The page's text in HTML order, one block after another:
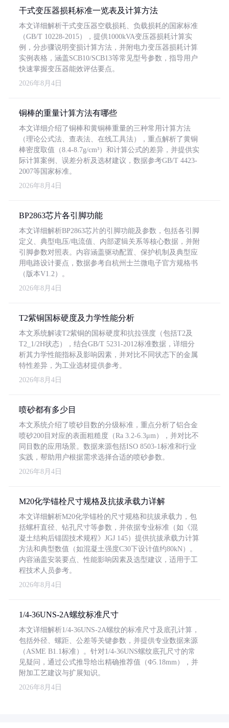
干式变压器损耗标准一览表及计算方法
本文详细解析干式变压器空载损耗、负载损耗的国家标准
（GB/T 10228-2015），提供1000kVA变压器损耗计算实
例，分步骤说明变损计算方法，并附电力变压器损耗计算
实例表格，涵盖SCB10/SCB13等常见型号参数，指导用户
快速掌握变压器能效评估要点。
2026年8月4日
铜棒的重量计算方法有哪些
本文详细介绍了铜棒和黄铜棒重量的三种常用计算方法
（理论公式法、查表法、在线工具法），重点解析了黄铜
棒密度取值（8.4-8.7g/cm³）和计算公式的差异，并提供实
际计算案例、误差分析及选材建议，数据参考GB/T 4423-
2007等国家标准。
2026年8月4日
BP2863芯片各引脚功能
本文详细解析BP2863芯片的引脚功能及参数，包括各引脚
定义、典型电压/电流值、内部逻辑关系等核心数据，并附
引脚参数对照表。内容涵盖驱动配置、保护机制及典型应
用电路设计要点，数据参考自杭州士兰微电子官方规格书
（版本V1.2）。
2026年8月4日
T2紫铜国标硬度及力学性能分析
本文系统解读T2紫铜的国标硬度和抗拉强度（包括T2及
T2_1/2H状态），结合GB/T 5231-2012标准数据，详细分
析其力学性能指标及影响因素，并对比不同状态下的金属
特性差异，为工业选材提供参考。
2026年8月4日
喷砂都有多少目
本文系统介绍了喷砂目数的分级标准，重点分析了铝合金
喷砂200目对应的表面粗糙度（Ra 3.2-6.3μm），并对比不
同目数的应用场景。数据来源包括ISO 8503-1标准和行业
实践，帮助用户根据需求选择合适的喷砂参数。
2026年8月4日
M20化学锚栓尺寸规格及抗拔承载力详解
本文详细解析M20化学锚栓的尺寸规格和抗拔承载力，包
括螺杆直径、钻孔尺寸等参数，并依据专业标准（如《混
凝土结构后锚固技术规程》JGJ 145）提供抗拔承载力计算
方法和典型数值（如混凝土强度C30下设计值约80kN）。
内容涵盖安装要点、性能影响因素及选型建议，适用于工
程技术人员参考。
2026年8月4日
1/4-36UNS-2A螺纹标准尺寸
本文详细解析1/4-36UNS-2A螺纹的标准尺寸及底孔计算，
包括外径、螺距、公差等关键参数，并提供专业数据来源
（ASME B1.1标准）。针对1/4-36UNS螺纹底孔尺寸的常
见疑问，通过公式推导给出精确推荐值（Φ5.18mm），并
附加工艺建议与扩展知识。
2026年8月4日